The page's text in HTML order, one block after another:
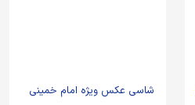
شاسی عکس ویژه امام خمینی